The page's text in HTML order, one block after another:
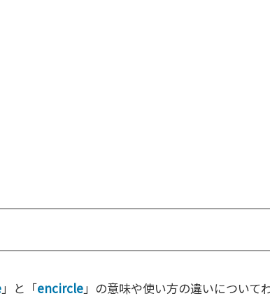
」と「encircle」の意味や使い方の違いについ